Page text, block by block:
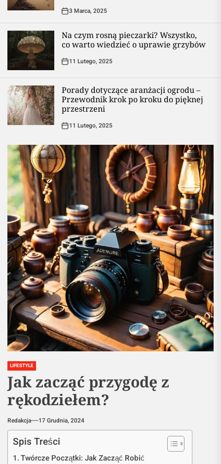
3 Marca, 2025
Na czym rosną pieczarki? Wszystko,
co warto wiedzieć o uprawie grzybów
11 Lutego, 2025
Porady dotyczące aranżacji ogrodu –
Przewodnik krok po kroku do pięknej
przestrzeni
11 Lutego, 2025
LIFESTYLE
Jak zacząć przygodę z
rękodziełem?
Redakcja 17 Grudnia, 2024
Spis Treści
Twórcze Początki: Jak Zacząć Robić